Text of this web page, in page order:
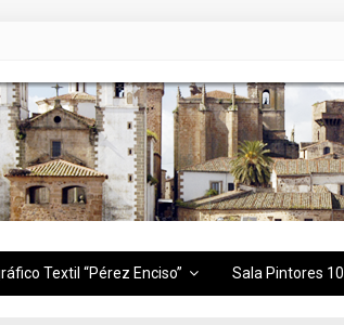
Textil “Pérez Enciso” Sala Pintores 10